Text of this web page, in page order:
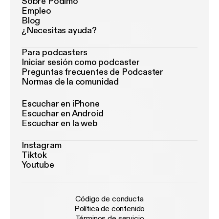
Empleo
Blog
¿Necesitas ayuda?
Para podcasters
Iniciar sesión como podcaster
Preguntas frecuentes de Podcaster
Normas de la comunidad
Escuchar en iPhone
Escuchar en Android
Escuchar en la web
Instagram
Tiktok
Youtube
Código de conducta
Política de contenido